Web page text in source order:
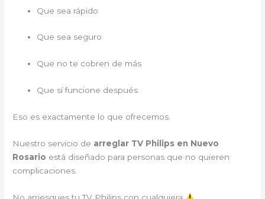
Que sea rápido
Que sea seguro
Que no te cobren de más
Que sí funcione después
Eso es exactamente lo que ofrecemos.
Nuestro servicio de arreglar TV Philips en Nuevo
Rosario está diseñado para personas que no quieren
complicaciones.
No arriesgues tu TV Philips con cualquiera